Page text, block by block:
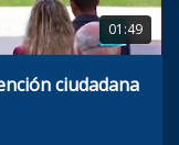
01:49
ciudadana